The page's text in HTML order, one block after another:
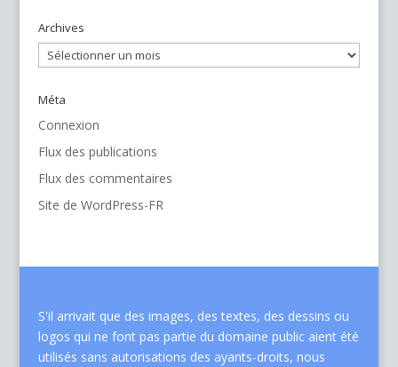
Archives
Archives
Méta
Connexion
Flux des publications
Flux des commentaires
Site de WordPress-FR
S'il arrivait que des images, des textes, des dessins ou
logos qui ne font pas partie du domaine public aient été
utilisés sans autorisations des ayants-droits, nous